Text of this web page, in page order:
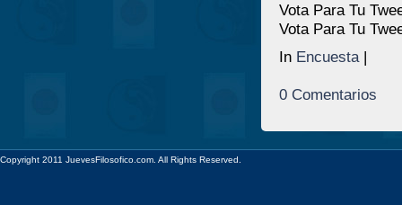
Vota Para Tu
Vota Para Tu
In Encuesta|
0 Comentarios
Copyright 2011 JuevesFilosofico.com. All Rights Reserved.